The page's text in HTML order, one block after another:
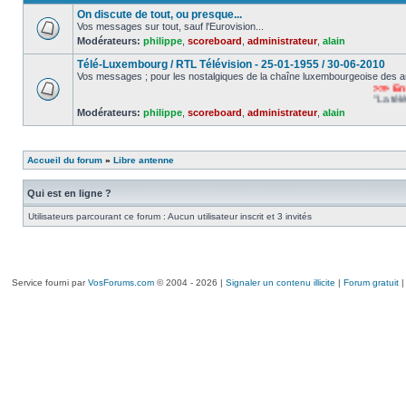
On discute de tout, ou presque...
Vos messages sur tout, sauf l'Eurovision...
Modérateurs: philippe scoreboard administrateur, alain
Télé-Luxembourg / RTL Télévision - 25-01-1955 / 30-06-2010
Vos messages ; pour les nostalgiques de la chaîne luxembourgeoise des
>>> En
"La
Modérateurs: philippe scoreboard administrateur, alain
Accueil du forum » Libre antenne
Qui est en ligne ?
Utilisateurs parcourant ce forum : Aucun utilisateur inscrit et 3 invités
Service fourni parVosForums.com© 2004 - 2026 | Signaler un contenu illicite | Forum gratuit|